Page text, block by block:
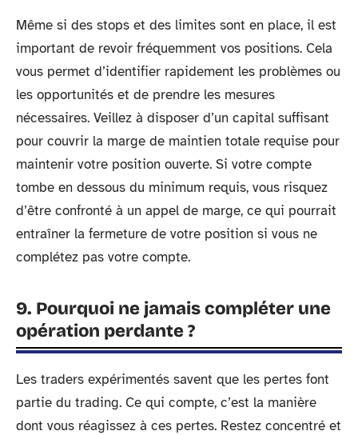
Même si des stops et des limites sont en place, il est
important de revoir fréquemment vos positions. Cela
vous permet d’identifier rapidement les problèmes ou
les opportunités et de prendre les mesures
nécessaires. Veillez à disposer d’un capital suffisant
pour couvrir la marge de maintien totale requise pour
maintenir votre position ouverte. Si votre compte
tombe en dessous du minimum requis, vous risquez
d’être confronté à un appel de marge, ce qui pourrait
entraîner la fermeture de votre position si vous ne
complétez pas votre compte.
9. Pourquoi ne jamais compléter une
opération perdante ?
Les traders expérimentés savent que les pertes font
partie du trading. Ce qui compte, c’est la manière
dont vous réagissez à ces pertes. Restez concentré et